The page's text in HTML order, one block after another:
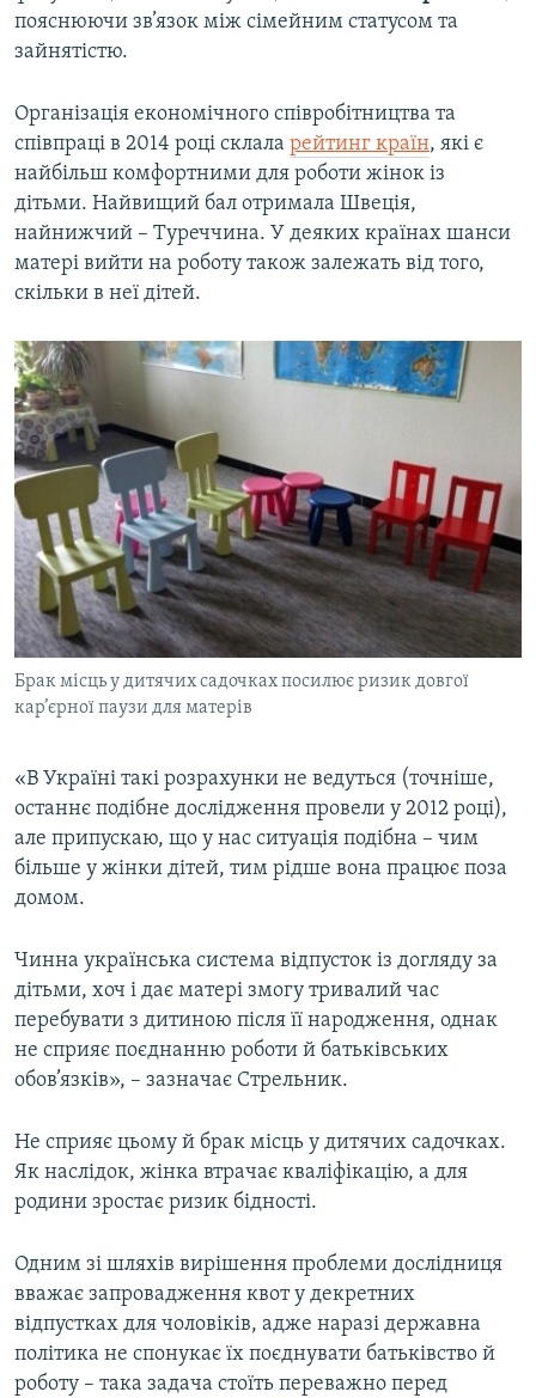
пояснюючи зв’язок між сімейним статусом та
зайнятістю.
Організація економічного співробітництва та
співпраці в 2014 році склала рейтинг країн, які є
найбільш комфортними для роботи жінок із
дітьми. Найвищий бал отримала Швеція,
найнижчий – Туреччина. У деяких країнах шанси
матері вийти на роботу також залежать від того,
скільки в неї дітей.
Брак місць у дитячих садочках посилює ризик довгої
кар’єрної паузи для матерів
«В Україні такі розрахунки не ведуться (точніше,
останнє подібне дослідження провели у 2012 році),
але припускаю, що у нас ситуація подібна – чим
більше у жінки дітей, тим рідше вона працює поза
домом.
Чинна українська система відпусток із догляду за
дітьми, хоч і дає матері змогу тривалий час
перебувати з дитиною після її народження, однак
не сприяє поєднанню роботи й батьківських
обов’язків», – зазначає Стрельник.
Не сприяє цьому й брак місць у дитячих садочках.
Як наслідок, жінка втрачає кваліфікацію, а для
родини зростає ризик бідності.
Одним зі шляхів вирішення проблеми дослідниця
вважає запровадження квот у декретних
відпустках для чоловіків, адже наразі державна
політика не спонукає їх поєднувати батьківство й
роботу – така задача стоїть переважно перед